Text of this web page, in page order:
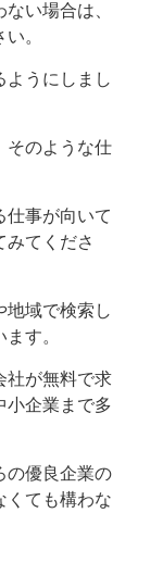
い場合は、
。
ようにしまし
そのような仕
仕事が向いて
みてくださ
地域で検索し
す。
社が無料で求
小企業まで多
の優良企業の
くても構わな